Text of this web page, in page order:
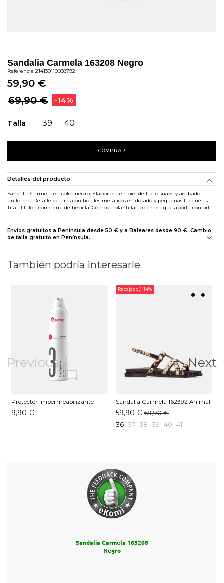
Sandalia Carmela 163208 Negro
Referencia 214130110058792
59,90 €
69,90 €
-14%
Talla 39 40
COMPRAR
Detalles del producto
Sandalia Carmela en color negro. Elaborada en piel de tacto suave y acabado
uniforme. Detalle de tiras con hojales metálicos en dorado y pequeñas tachuelas.
Tira al talón con cierre de hebilla. Cómoda plantilla acolchada que aporta confort.
Envíos gratuitos a Península desde 50 € y a Baleares desde 90 €. Cambio
de talla gratuito en Península.
También podría interesarle
Previous
Protector impermeabilizante
Pedag 250 ML
9,90 €
Rebajado/ -14%
Sandalia Carmela 162392 Animal
Print
59,90 € 69,90 €
36 37 38 39 40 41
Next
Sandalia Carmela 163208
Negro